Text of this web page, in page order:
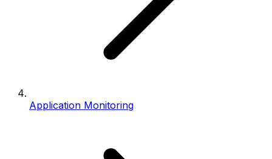
Application Monitoring